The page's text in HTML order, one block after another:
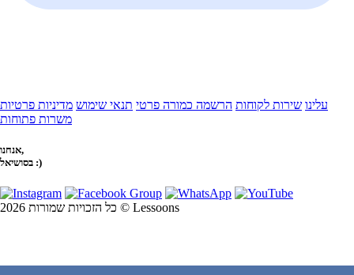
עלינו שירות לקוחות הרשמה כמורה פרטי תנאי שימוש מדיניות פרטיות
משרות פתוחות
אנחנו,
בסושיאל :)
כל הזכויות שמורות 2026 © Lessoons